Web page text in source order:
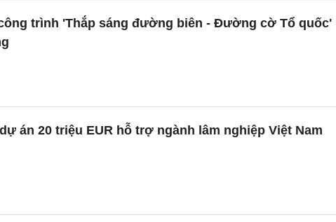
trình 'Thắp sáng đường biên - Đường cờ Tổ quốc'
án 20 triệu EUR hỗ trợ ngành lâm nghiệp Việt Nam